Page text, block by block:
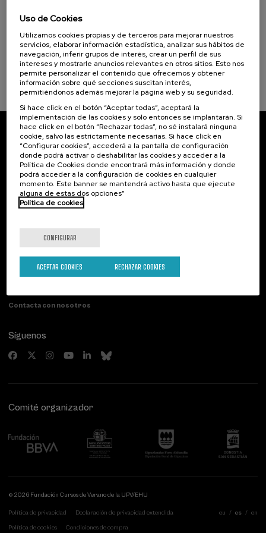
La violencia contra la Universidad
20 h. Español
...
Gratuito
Últimas
plazas
Gratuito
Fecha
pasada
Lista
de
espera
Plazo
de
matrícula
finalizado
Suscríbete a nuestro boletín
Inscríbete para ser el primero/a en recibir las
novedades de UIK.
Suscribirse
Contacto
Paseo de Miraconcha, 48
Contacta con nosotros
Síguenos
Comité organizador
© 2026 Fundación Cursos de Verano de la UPV/EHU
Política de privacidad Declaración de privacidad extendida
Política de cookies Condiciones de compra
eu es en
Uso de Cookies
Utilizamos cookies propias y de terceros para mejorar nuestros
servicios, elaborar información estadística, analizar sus hábitos de
navegación, inferir grupos de interés, crear un perfil de sus
intereses y mostrarle anuncios relevantes en otros sitios. Esto nos
permite personalizar el contenido que ofrecemos y obtener
información sobre qué secciones suscitan interés,
permitiéndonos además mejorar la página web y su seguridad.
Si hace click en el botón “Aceptar todas”, aceptará la
implementación de las cookies y solo entonces se implantarán. Si
hace click en el botón “Rechazar todas”, no sé instalará ninguna
cookie, salvo las estrictamente necesarias. Si hace click en
“Configurar cookies”, accederá a la pantalla de configuración
donde podrá activar o deshabilitar las cookies y acceder a la
Política de Cookies donde encontrará más información y donde
podrá acceder a la configuración de cookies en cualquier
momento. Este banner se mantendrá activo hasta que ejecute
alguna de estas dos opciones”
Política de cookies
CONFIGURAR
RECHAZAR COOKIES
ACEPTAR COOKIES